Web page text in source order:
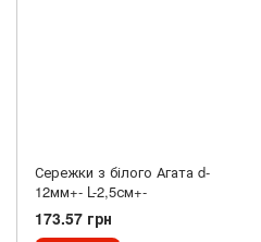
Сережки з білого Агата d-
12мм+- L-2,5см+-
173.57 грн